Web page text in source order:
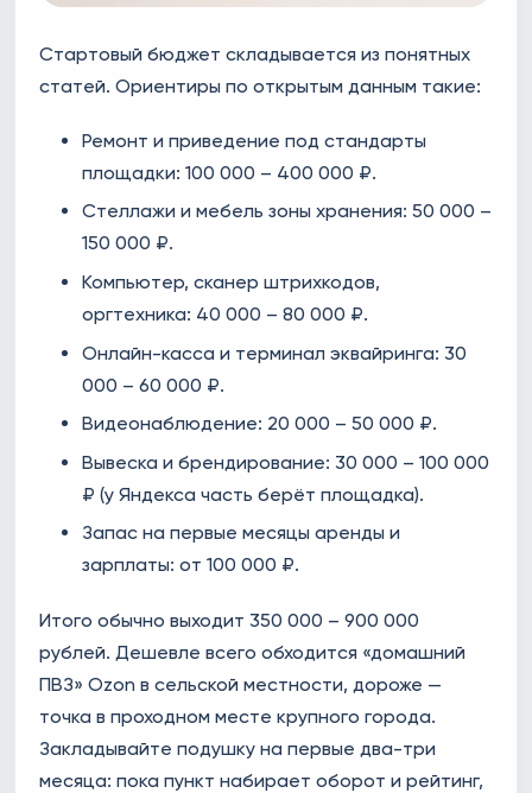
Стартовый бюджет складывается из понятных
статей. Ориентиры по открытым данным такие:
Ремонт и приведение под стандарты
площадки: 100 000 – 400 000 ₽.
Стеллажи и мебель зоны хранения: 50 000 –
150 000 ₽.
Компьютер, сканер штрихкодов,
оргтехника: 40 000 – 80 000 ₽.
Онлайн-касса и терминал эквайринга: 30
000 – 60 000 ₽.
Видеонаблюдение: 20 000 – 50 000 ₽.
Вывеска и брендирование: 30 000 – 100 000
₽ (у Яндекса часть берёт площадка).
Запас на первые месяцы аренды и
зарплаты: от 100 000 ₽.
Итого обычно выходит 350 000 – 900 000
рублей. Дешевле всего обходится «домашний
ПВЗ» Ozon в сельской местности, дороже —
точка в проходном месте крупного города.
Закладывайте подушку на первые два-три
месяца: пока пункт набирает оборот и рейтинг,